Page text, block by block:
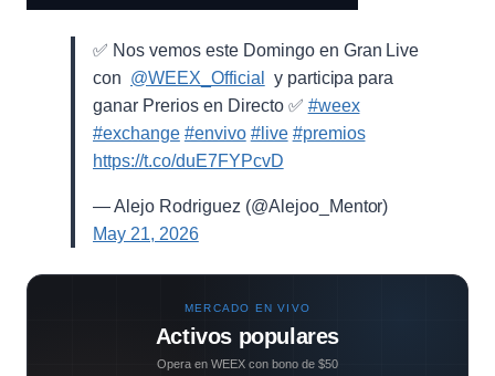
✅ Nos vemos este Domingo en Gran Live
con ⁨ @WEEX_Official
⁩ y participa para
ganar Prerios en Directo ✅ #weex
#exchange #envivo #live #premios
https://t.co/duE7FYPcvD
— Alejo Rodriguez (@Alejoo_Mentor)
May 21, 2026
MERCADO EN VIVO
Activos populares
Opera en WEEX con bono de $50